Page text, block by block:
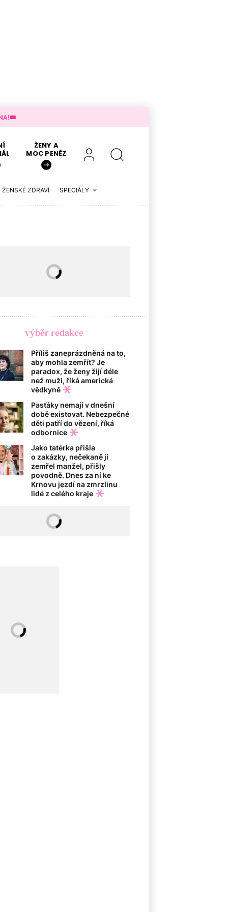
ŽENY A
MOC PENĚZ
ŽENSKÉ ZDRAVÍ SPECIÁLY
výběr redakce
Příliš zaneprázdněná na to,
aby mohla zemřít? Je
paradox, že ženy žijí déle
než muži, říká americká
vědkyně
Pasťáky nemají v dnešní
době existovat. Nebezpečné
děti patří do vězení, říká
odbornice
Jako tatérka přišla
o zakázky, nečekaně jí
zemřel manžel, přišly
povodně. Dnes za ní ke
Krnovu jezdí na zmrzlinu
lidé z celého kraje